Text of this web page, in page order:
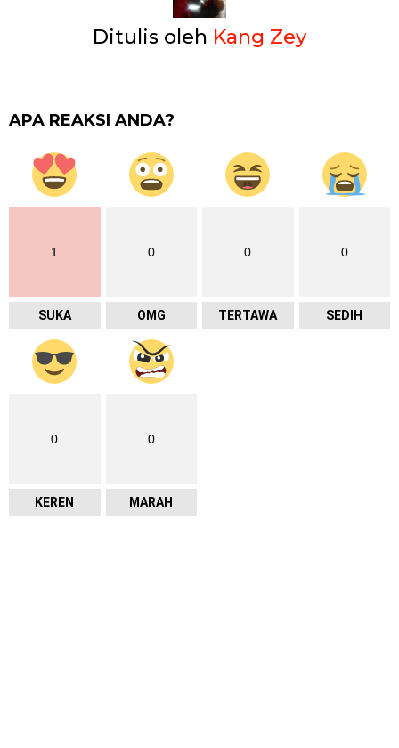
Ditulis oleh Kang Zey
APA REAKSI ANDA?
1
SUKA
0
OMG
0
TERTAWA
0
SEDIH
0
KEREN
0
MARAH